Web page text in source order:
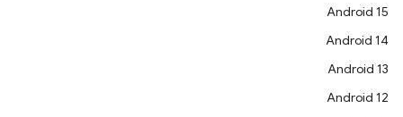
Android 15
Android 14
Android 13
Android 12